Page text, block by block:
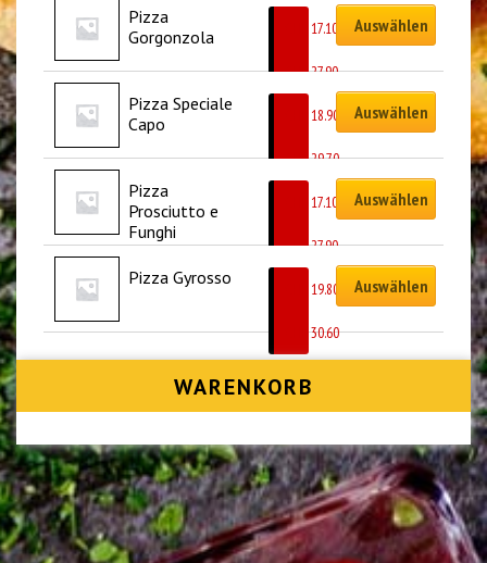
Pizza
Gorgonzola
17.10
CHF27.90
Auswählen
Pizza Speciale
Capo
18.90
CHF29.70
Auswählen
Pizza
Prosciutto e
Funghi
17.10
CHF27.90
Auswählen
Pizza Gyrosso
19.80
30.60
Auswählen
WARENKORB